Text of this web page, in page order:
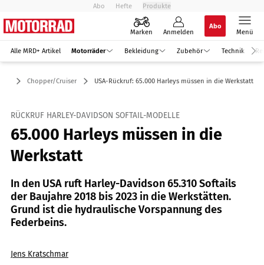
Abo Hefte Produkte
Marken Anmelden
Abo
Menü
Alle MRD+ Artikel Motorräder Bekleidung Zubehör Technik
Chopper/Cruiser USA-Rückruf: 65.000 Harleys müssen in die Werkstatt
RÜCKRUF HARLEY-DAVIDSON SOFTAIL-MODELLE
65.000 Harleys müssen in die
Werkstatt
In den USA ruft Harley-Davidson 65.310 Softails
der Baujahre 2018 bis 2023 in die Werkstätten.
Grund ist die hydraulische Vorspannung des
Federbeins.
Jens Kratschmar